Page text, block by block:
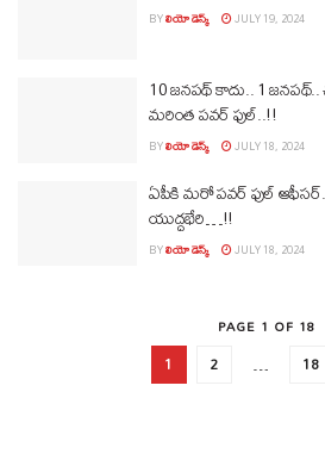
BYలియో డెస్క్ JULY 19, 2024
10 జనపథ్ కాదు.. 1
మరింత పవర్ ఫుల్..!!
BYలియో డెస్క్ JULY 18, 2024
ఏపీకి మరో పవర్ ఫుల్
యుద్ధభేరి…!!
BYలియో డెస్క్ JULY 18, 2024
PAGE 1 OF 18
1 2 … 18